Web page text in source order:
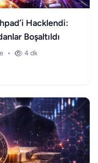
Hacklendi:
Boşaltıldı
• 4 dk